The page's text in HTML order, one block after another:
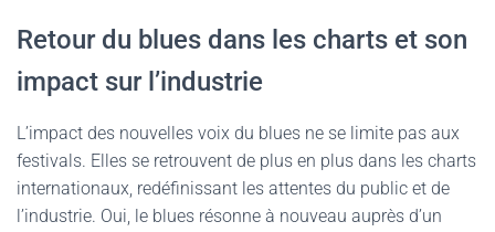
Retour du blues dans les charts et son
impact sur l’industrie
L’impact des nouvelles voix du blues ne se limite pas aux
festivals. Elles se retrouvent de plus en plus dans les charts
internationaux, redéfinissant les attentes du public et de
l’industrie. Oui, le blues résonne à nouveau auprès d’un